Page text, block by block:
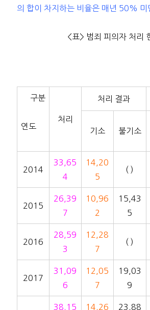
의 합이 차지하는 비율은 매년 50% 미
<표> 범죄 피의자 처리
구분
연도
처리
처리 결과
기소 불기소
2014
33,65
4
14,20
5
( )
2015
26,39
7
10,96
2
15,43
5
2016
28,59
3
12,28
7
( )
2017
31,09
6
12,05
7
19,03
9
38,15 14,26 23,88